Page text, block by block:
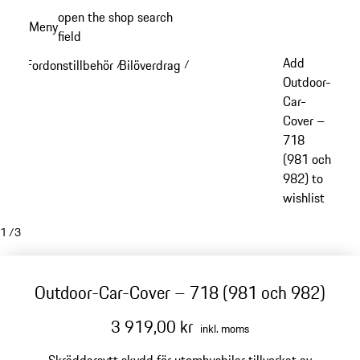
Menyopen the shop search
field
Fordonstillbehör /Bilöverdrag /
Add
Outdoor-
Car-
Cover –
718
(981 och
982) to
wishlist
1 /3
Outdoor-Car-Cover – 718 (981 och 982)
3 919,00 kr inkl. moms